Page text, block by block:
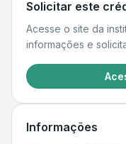
Solicitar este
Acesse o site da
informações e
Informações